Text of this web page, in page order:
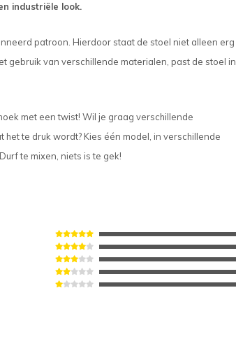
industriële look.
patroon. Hierdoor staat de stoel niet alleen erg
gebruik van verschillende materialen, past de stoel in
met een twist! Wil je graag verschillende
te druk wordt? Kies één model, in verschillende
te mixen, niets is te gek!